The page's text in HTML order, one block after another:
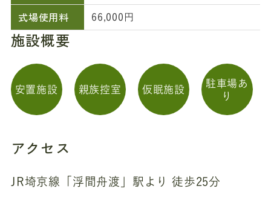
式場使用料 66,000円
施設概要
安置施設 親族控室 仮眠施設
駐車場あ
り
アクセス
JR埼京線「浮間舟渡」駅より 徒歩25分